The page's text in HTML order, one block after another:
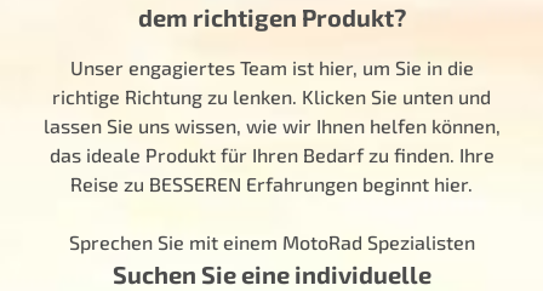
dem richtigen Produkt?
Unser engagiertes Team ist hier, um Sie in die
richtige Richtung zu lenken. Klicken Sie unten und
lassen Sie uns wissen, wie wir Ihnen helfen können,
das ideale Produkt für Ihren Bedarf zu finden. Ihre
Reise zu BESSEREN Erfahrungen beginnt hier.
Sprechen Sie mit einem MotoRad Spezialisten
Suchen Sie eine individuelle